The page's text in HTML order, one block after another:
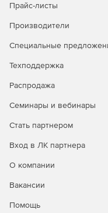
Прайс-листы
Производители
Специальные
Техподдержка
Распродажа
Семинары и вебинары
Стать партнером
Вход в ЛК партнера
О компании
Вакансии
Помощь